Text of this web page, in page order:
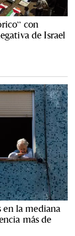
con
de Israel
la mediana
más de